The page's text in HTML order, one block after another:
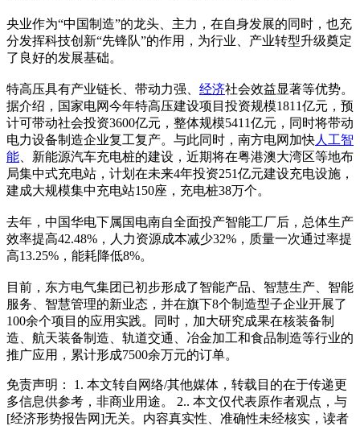
央业作为“中国制造”的龙头、主力，在自身发展的同时，也充
分发挥科技创新“先锋队”的作用，为行业、产业转型升级奠定
了良好的发展基础。
特高压具有产业链长、带动力强、 经济社会效益显著等优势。
据介绍，国家电网今年特高压建设项目投资规模1811亿元，预
计可带动社会投资3600亿元，整体规模5411亿元，同时将带动
电力设备制造企业复工复产。与此同时，南方电网加快人工智
能 、新能源汽车充电桩的建设，近期将在粤港澳大湾区等地布
局集中式充电站，计划在未来4年投资251亿元建设充电设施，
建成大规模集中充电站150座，充电桩38万个。
去年，中国华电下属国电南自全面投产智能工厂后，总体生产
效率提高42.48%，人力资源成本减少32%，质量一次通过率提
高13.25%，能耗降低8%。
目前，东方电气集团已初步形成了智能产品、智慧生产、智能
服务、智慧管理的新业态，并在旗下8个制造型子企业开展了
100余个项目的应用实践。同时，加大研究成果在核装备制
造、航天装备制造、轨道交通、冶金加工和食品制造等行业的
推广应用，累计形成7500余万元的订单。
免责声明： 1. 本文转自网络/其他媒体，转载目的在于传递更
多信息供参考，非商业用途。 2.. 本文仅代表原作者观点，与
[经济形势报告网]无关。内容真实性、准确性未经核实，读者